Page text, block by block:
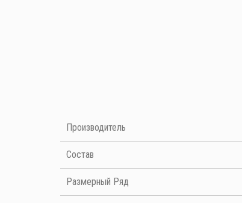
Производитель
Cостав
Размерный Ряд